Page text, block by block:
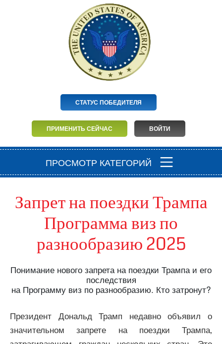
СТАТУС ПОБЕДИТЕЛЯ
ПРИМЕНИТЬ СЕЙЧАС ВОЙТИ
ПРОСМОТР КАТЕГОРИЙ
Запрет на поездки Трампа
Программа виз по
разнообразию 2025
Понимание нового запрета на поездки Трампа и его
последствия
на Программу виз по разнообразию. Кто затронут?
Президент Дональд Трамп недавно объявил о
значительном запрете на поездки Трампа,